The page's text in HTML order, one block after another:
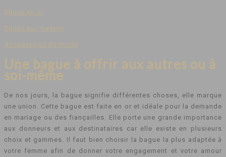
Bijoux en or
Bijoux sur mesure
Accessoires de mode
Une bague à offrir aux autres ou à
soi-même
De nos jours, la bague signifie différentes choses, elle marque
une union. Cette bague est faite en or et idéale pour la demande
en mariage ou des fiançailles. Elle porte une grande importance
aux donneurs et aux destinataires car elle existe en plusieurs
choix et gammes. Il faut bien choisir la bague la plus adaptée à
votre femme afin de donner votre engagement et votre amour